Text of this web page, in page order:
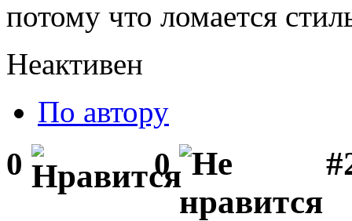
потому что ломается
Неактивен
По автору
0 0